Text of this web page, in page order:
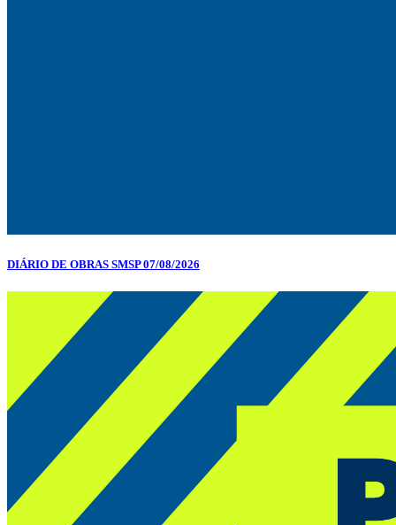
DIÁRIO DE OBRAS SMSP 07/08/2026